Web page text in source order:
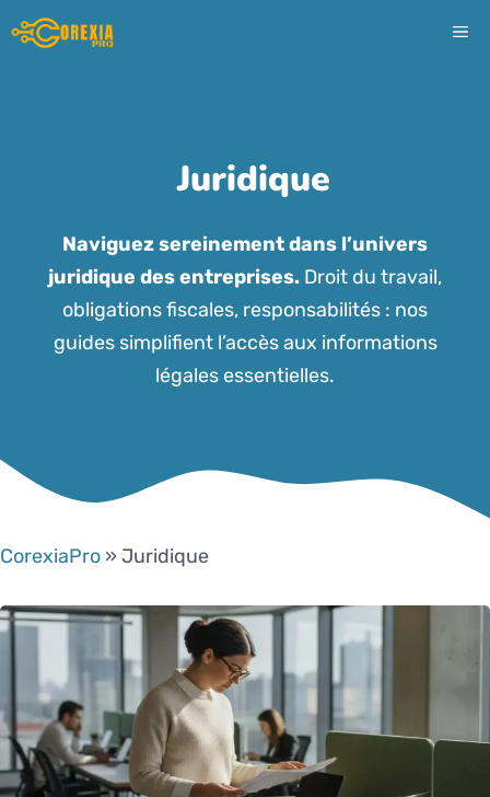
Aller
au
Juridique
Naviguez sereinement dans l’univers
juridique des entreprises. Droit du travail,
obligations fiscales, responsabilités : nos
guides simplifient l’accès aux informations
légales essentielles.
CorexiaPro » Juridique